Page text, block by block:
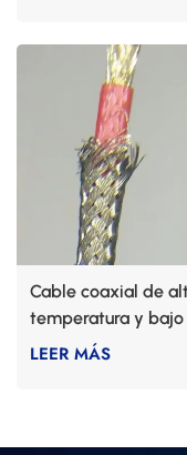
Cable coaxial de
temperatura y bajo
nivel de ruido
LEER MÁS